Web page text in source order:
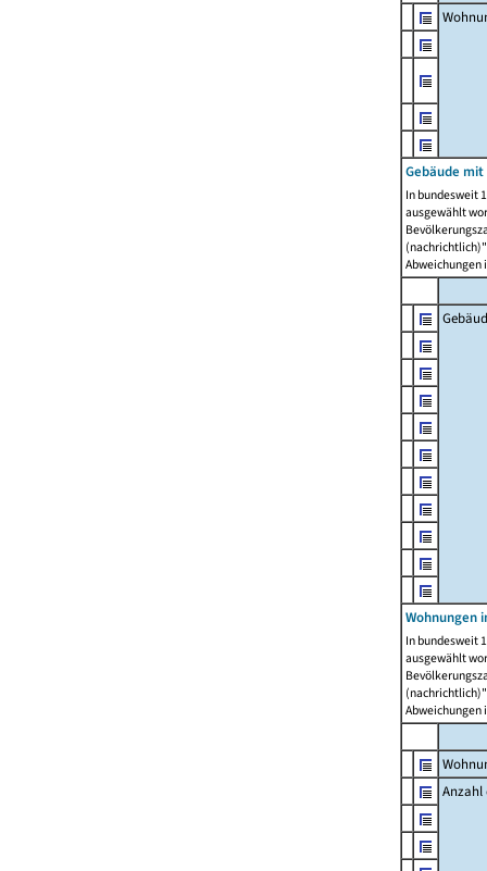
Gebäude
In bundesweit
ausgewählt
Abweichungen
Wohnungen
In bundesweit
ausgewählt
Abweichungen
Anzahl